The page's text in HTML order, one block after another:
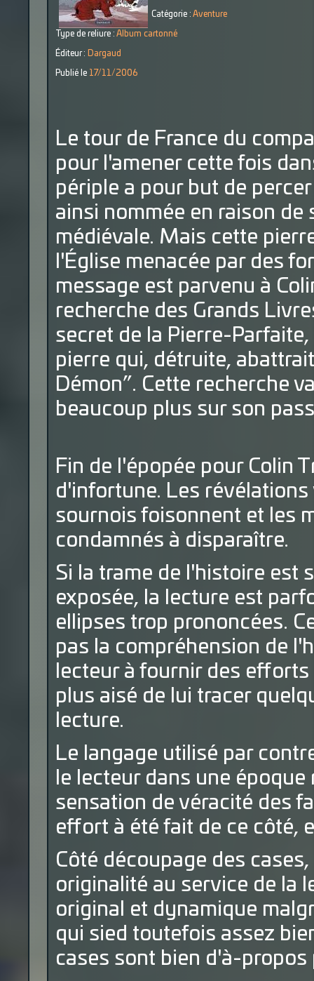
Catégorie : Aventure
Type de reliure : Album cartonné
Éditeur : Dargaud
Publié le 17/11/2006
Le tour de France du
pour l'amener cette fois
périple a pour but de
ainsi nommée en raison
médiévale. Mais cette
l'Église menacée par des
message est parvenu à
recherche des Grands
secret de la Pierre-
pierre qui, détruite,
Démon”. Cette recherche
beaucoup plus sur son
Fin de l'épopée pour Colin
d'infortune. Les
sournois foisonnent et les
condamnés à disparaître.
Si la trame de l'histoire est
exposée, la lecture est
ellipses trop prononcées.
pas la compréhension de
lecteur à fournir des
plus aisé de lui tracer
lecture.
Le langage utilisé par
le lecteur dans une
sensation de véracité des
effort à été fait de ce côté,
Côté découpage des
originalité au service de la
original et dynamique
qui sied toutefois assez
cases sont bien d'à-